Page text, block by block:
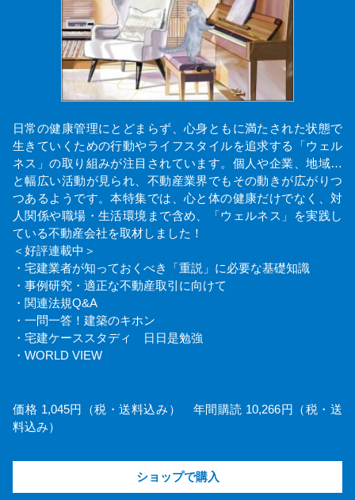
日常の健康管理にとどまらず、心身ともに満たされた状態で
生きていくための行動やライフスタイルを追求する「ウェル
ネス」の取り組みが注目されています。個人や企業、地域…
と幅広い活動が見られ、不動産業界でもその動きが広がりつ
つあるようです。本特集では、心と体の健康だけでなく、対
人関係や職場・生活環境まで含め、「ウェルネス」を実践し
ている不動産会社を取材しました！
＜好評連載中＞
・宅建業者が知っておくべき「重説」に必要な基礎知識
・事例研究・適正な不動産取引に向けて
・関連法規Q&A
・一問一答！建築のキホン
・宅建ケーススタディ 日日是勉強
・WORLD VIEW
価格 1,045円（税・送料込み） 年間購読 10,266円（税・送
料込み）
ショップで購入